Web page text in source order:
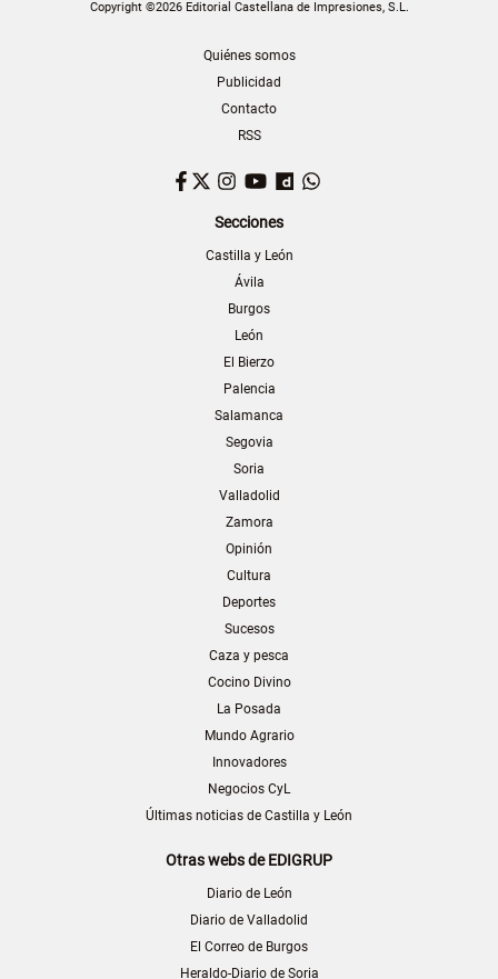
Copyright ©2026 Editorial Castellana de Impresiones, S.L.
Quiénes somos
Publicidad
Contacto
RSS
Facebook
TwitterInstagram
YouTubeDailymotion
Secciones
Castilla y León
Ávila
Burgos
León
El Bierzo
Palencia
Salamanca
Segovia
Soria
Valladolid
Zamora
Opinión
Cultura
Deportes
Sucesos
Caza y pesca
Cocino Divino
La Posada
Mundo Agrario
Innovadores
Negocios CyL
Últimas noticias de Castilla y León
Otras webs de EDIGRUP
Diario de León
Diario de Valladolid
El Correo de Burgos
Heraldo-Diario de Soria